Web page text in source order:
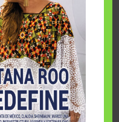
México unieron
de una …